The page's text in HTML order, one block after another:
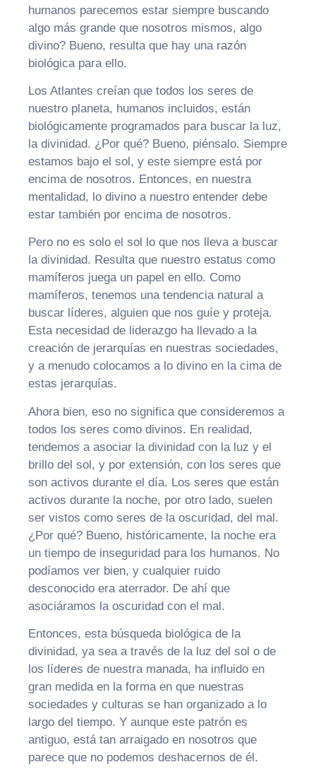
humanos parecemos estar siempre buscando
algo más grande que nosotros mismos, algo
divino? Bueno, resulta que hay una razón
biológica para ello.
Los Atlantes creían que todos los seres de
nuestro planeta, humanos incluidos, están
biológicamente programados para buscar la luz,
la divinidad. ¿Por qué? Bueno, piénsalo. Siempre
estamos bajo el sol, y este siempre está por
encima de nosotros. Entonces, en nuestra
mentalidad, lo divino a nuestro entender debe
estar también por encima de nosotros.
Pero no es solo el sol lo que nos lleva a buscar
la divinidad. Resulta que nuestro estatus como
mamíferos juega un papel en ello. Como
mamíferos, tenemos una tendencia natural a
buscar líderes, alguien que nos guíe y proteja.
Esta necesidad de liderazgo ha llevado a la
creación de jerarquías en nuestras sociedades,
y a menudo colocamos a lo divino en la cima de
estas jerarquías.
Ahora bien, eso no significa que consideremos a
todos los seres como divinos. En realidad,
tendemos a asociar la divinidad con la luz y el
brillo del sol, y por extensión, con los seres que
son activos durante el día. Los seres que están
activos durante la noche, por otro lado, suelen
ser vistos como seres de la oscuridad, del mal.
¿Por qué? Bueno, históricamente, la noche era
un tiempo de inseguridad para los humanos. No
podíamos ver bien, y cualquier ruido
desconocido era aterrador. De ahí que
asociáramos la oscuridad con el mal.
Entonces, esta búsqueda biológica de la
divinidad, ya sea a través de la luz del sol o de
los líderes de nuestra manada, ha influido en
gran medida en la forma en que nuestras
sociedades y culturas se han organizado a lo
largo del tiempo. Y aunque este patrón es
antiguo, está tan arraigado en nosotros que
parece que no podemos deshacernos de él.